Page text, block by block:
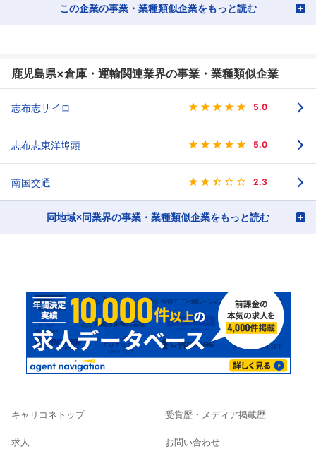
この企業の事業・業種類似企業をもっと読む
鹿児島県×倉庫・運輸関連業界の事業・業種類似企業
志布志サイロ 5.0
志布志東洋埠頭 5.0
南国交通 2.3
同地域×同業界の事業・業種類似企業をもっと読む
キャリコネトップ
求人
受賞歴・メディア掲載歴
お問い合わせ